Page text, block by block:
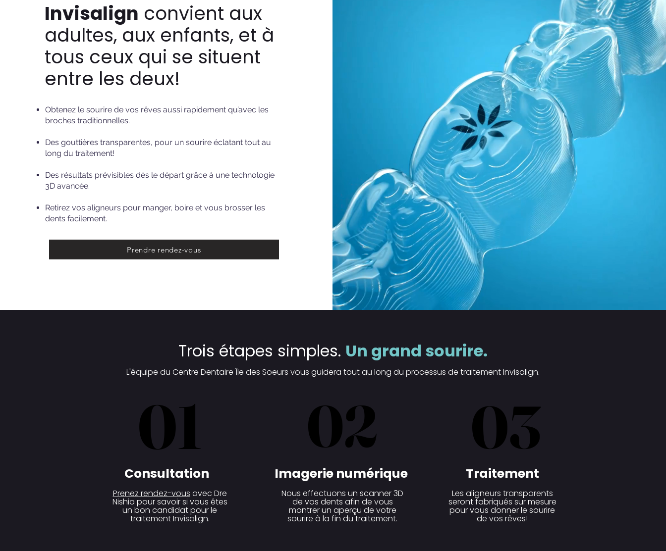
Invisalign convient aux
adultes, aux enfants, et à
tous ceux qui se situent
entre les deux!
Obtenez le sourire de vos rêves aussi rapidement qu’avec les
broches traditionnelles.
Des gouttières transparentes, pour un sourire éclatant tout au
long du traitement!
Des résultats prévisibles dès le départ grâce à une technologie
3D avancée.
Retirez vos aligneurs pour manger, boire et vous brosser les
dents facilement.
Prendre rendez-vous
Trois étapes simples. Un grand sourire.
L'équipe du Centre Dentaire Île des Soeurs vous guidera tout au long du processus de traitement Invisalign.
01
01
Consultation
Prenez rendez-vous avec Dre
Nishio pour savoir si vous êtes
un bon candidat pour le
traitement Invisalign.
02
02
Imagerie numérique
Nous effectuons un scanner 3D
de vos dents afin de vous
montrer un aperçu de votre
sourire à la fin du traitement.
03
03
Traitement
Les aligneurs transparents
seront fabriqués sur mesure
pour vous donner le sourire
de vos rêves!